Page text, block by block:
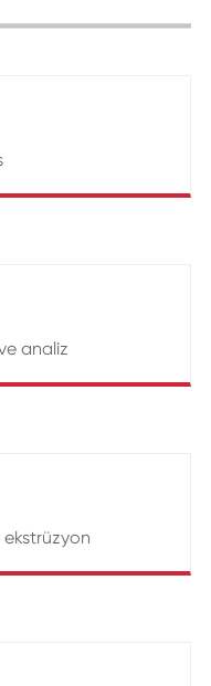
analiz
ekstrüzyon